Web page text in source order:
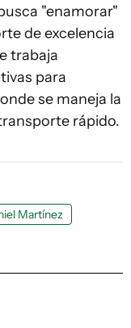
"enamorar"
de excelencia
trabaja
para
se maneja la
rápido.
Martínez